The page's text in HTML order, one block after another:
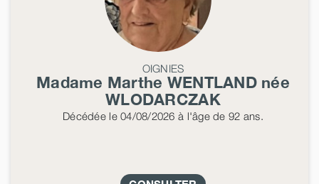
OIGNIES
Madame Marthe WENTLANDnée
WLODARCZAK
Décédéele 04/08/2026 à l'âge de 92 ans.